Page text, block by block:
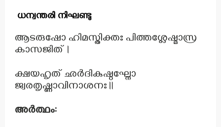
ധന്വന്തരി നിഘണ്ടു
ആടരുഷോ ഹിമസ്തിക്തഃ പിത്തശ്ലേഷ്മാസ്ര
കാസജിത്।
ക്ഷയഹൃത് ഛർദികുഷ്ഠഘ്നോ
ജ്വരതൃഷ്ണാവിനാശനഃ॥
അർത്ഥം: